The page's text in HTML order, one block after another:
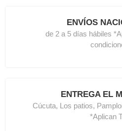
ENVÍOS
de 2 a 5 días hábiles
ENTREGA EL
Cúcuta, Los patios,
*Aplican